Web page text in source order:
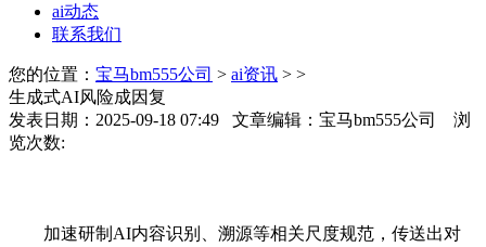
ai动态
联系我们
您的位置： 宝马bm555公司 > ai资讯 > >
生成式AI风险成因复
发表日期：2025-09-18 07:49 文章编辑：宝马bm555公司 浏
览次数:
加速研制AI内容识别、溯源等相关尺度规范，传送出对